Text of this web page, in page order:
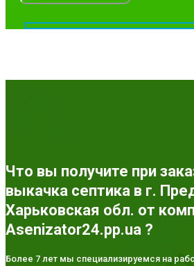
Что вы получите при
выкачка септика в г.
Харьковская обл. от
Asenizator24.pp.ua ?
Более 7 лет мы специализируемся на